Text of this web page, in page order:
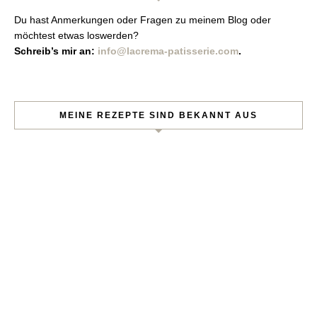
Du hast Anmerkungen oder Fragen zu meinem Blog oder
möchtest etwas loswerden?
Schreib’s mir an: info@lacrema-patisserie.com.
MEINE REZEPTE SIND BEKANNT AUS